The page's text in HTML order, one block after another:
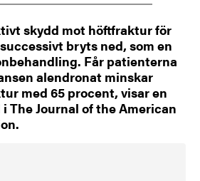
skydd mot höftfraktur för
bryts ned, som en
Får patienterna
alendronat minskar
med 65 procent, visar en
The Journal of the American